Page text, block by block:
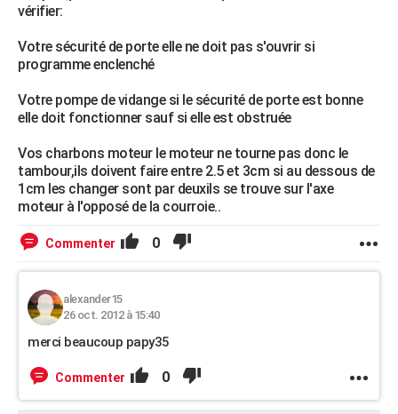
FORUM
Bricolage
Lifestyle
Culture
Sport
Auto
Television
Voyage
Cinema
vérifier:
Votre sécurité de porte elle ne doit pas s'ouvrir si
programme enclenché
Votre pompe de vidange si le sécurité de porte est bonne
elle doit fonctionner sauf si elle est obstruée
Vos charbons moteur le moteur ne tourne pas donc le
tambour,ils doivent faire entre 2.5 et 3cm si au dessous de
1cm les changer sont par deuxils se trouve sur l'axe
moteur à l'opposé de la courroie..
Commenter 0
alexander15
26 oct. 2012 à 15:40
merci beaucoup papy35
Commenter 0